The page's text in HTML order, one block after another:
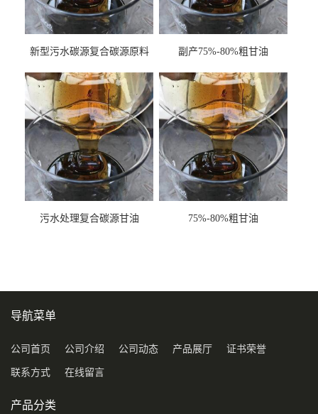
新型污水碳源复合碳源原料
副产75%-80%粗甘油
污水处理复合碳源甘油
75%-80%粗甘油
导航菜单
公司首页 公司介绍 公司动态 产品展厅 证书荣誉
联系方式 在线留言
产品分类